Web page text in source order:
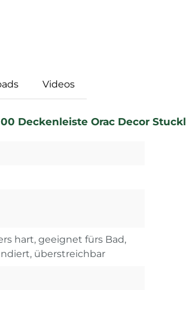
Videos
Deckenleiste Orac Decor
hart, geeignet fürs Bad,
überstreichbar